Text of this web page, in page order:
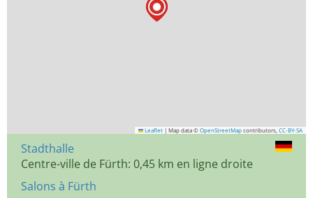
Leaflet | Map data © OpenStreetMap contributors, CC-BY-SA
Stadthalle
Centre-ville de Fürth: 0,45 km en ligne droite
Salons à Fürth